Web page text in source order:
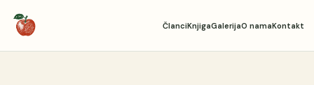
ČlanciKnjigaGalerijaO namaKontakt